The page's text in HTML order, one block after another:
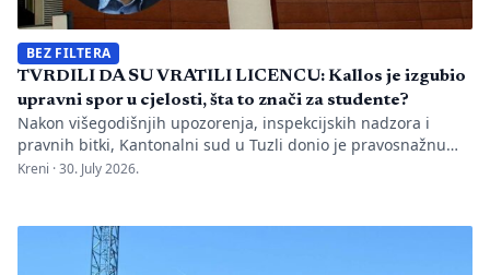
BEZ FILTERA
TVRDILI DA SU VRATILI LICENCU: Kallos je izgubio
upravni spor u cjelosti, šta to znači za studente?
Nakon višegodišnjih upozorenja, inspekcijskih nadzora i
pravnih bitki, Kantonalni sud u Tuzli donio je pravosnažnu
presudu kojom se definitivno potvrđuje trajna zabrana rada
kakva je sudbina studenata koji su uložili godine i novac u
bezvrijedne indekse? Odlukom Kantonalnog suda u […]
Kreni ·30. July 2026.